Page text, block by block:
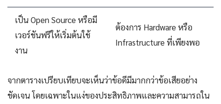
เป็น Open Source หรือมี
เวอร์ชันฟรีให้เริ่มต้นใช้
งาน
ต้องการ Hardware หรือ
Infrastructure ที่เพียงพอ
จากตารางเปรียบเทียบจะเห็นว่าข้อดีมีมากกว่าข้อเสียอย่าง
ชัดเจน โดยเฉพาะในแง่ของประสิทธิภาพและความสามารถใน